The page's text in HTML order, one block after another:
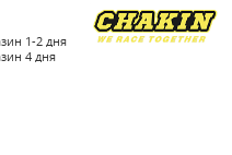
1-2 дня
4 дня